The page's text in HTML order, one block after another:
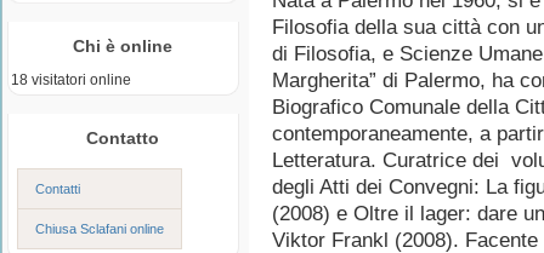
Chi è online
18 visitatori online
Contatto
Contatti
Chiusa Sclafani online
Filosofia della sua città con
di Filosofia, e Scienze
Margherita” di Palermo, ha
Biografico Comunale della
contemporaneamente, a
Letteratura. Curatrice dei
degli Atti dei Convegni: La
(2008) e Oltre il lager: dare
Viktor Frankl (2008).